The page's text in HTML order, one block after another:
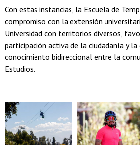
Con estas instancias, la Escuela de
compromiso con la extensión
Universidad con territorios diversos,
participación activa de la ciudadanía y la
conocimiento bidireccional entre la
Estudios.
Zoom Zoom